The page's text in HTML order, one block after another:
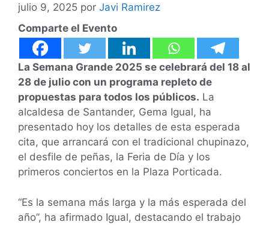
julio 9, 2025 por Javi Ramirez
Comparte el Evento
La Semana Grande 2025 se celebrará del 18 al
28 de julio con un programa repleto de
propuestas para todos los públicos. La
alcaldesa de Santander, Gema Igual, ha
presentado hoy los detalles de esta esperada
cita, que arrancará con el tradicional chupinazo,
el desfile de peñas, la Feria de Día y los
primeros conciertos en la Plaza Porticada.
“Es la semana más larga y la más esperada del
año”, ha afirmado Igual, destacando el trabajo